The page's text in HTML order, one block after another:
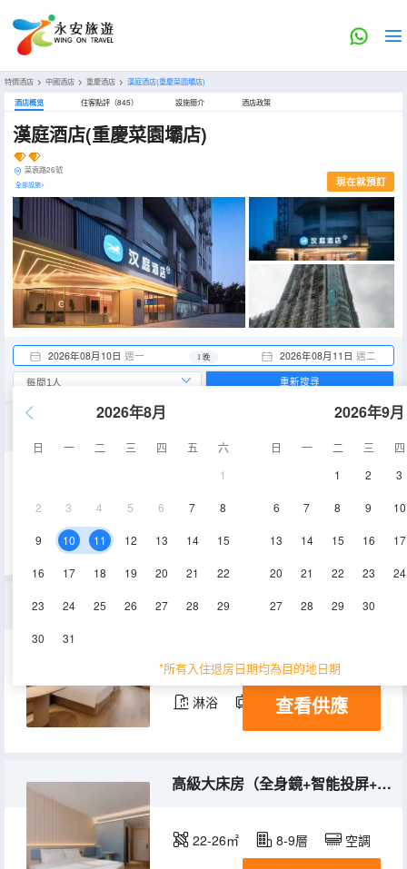
特價酒店 > 中國酒店 > 重慶酒店 > 漢庭酒店(重慶菜園壩店)
酒店概览 住客點評（845） 設施簡介 酒店政策
漢庭酒店(重慶菜園壩店)
菜袁路26號
全部設施> 現在就預訂
2026年08月10日 週一 2026年08月11日 週二
1 晚
2026年8月
日 一 二 三 四 五
六
1
2 3 4 5 6 7 8
9 10 11 12 13 14 15
16 17 18 19 20 21 22
23 24 25 26 27 28 29
30 31
2026年9月
日 一 二 三
四
1
2 3
6 7 8 9 10
13 14 15 16 17
20 21 22 23 24
27 28 29 30
*所有入住退房日期均為目的地日期
重新搜尋
22-24㎡ 空調
29-32㎡ 8-9層
淋浴 電視機
查看供應
高級大床房（全身鏡+智能投屏+金可兒床墊）
22-26㎡ 8-9層 空調